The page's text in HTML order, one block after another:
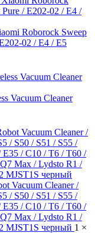
Roborock Sweep
02 / E4 / E5
Vacuum Cleaner
Vacuum Cleaner /
/ S50 / S51 / S55 /
E35 / C10 / T6 / T60 /
Max / Lydsto R1 /
MJST1S черный 1 ×